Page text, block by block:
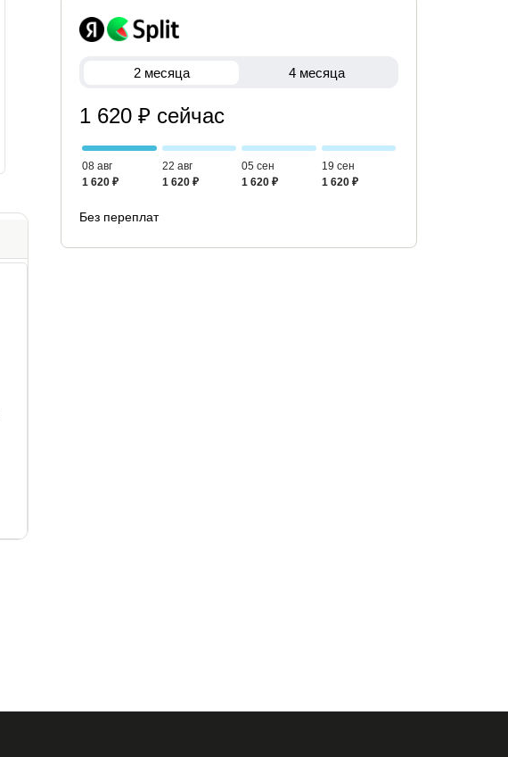
2 месяца 4 месяца
1 620 ₽ сейчас
08 авг
1 620 ₽
22 авг
1 620 ₽
05 сен
1 620 ₽
19 сен
1 620 ₽
Без переплат